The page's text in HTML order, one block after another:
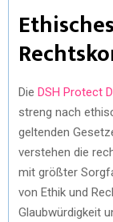
Die DSH Protect
streng nach
geltenden
verstehen die
mit größter
von Ethik und
Glaubwürdigkeit